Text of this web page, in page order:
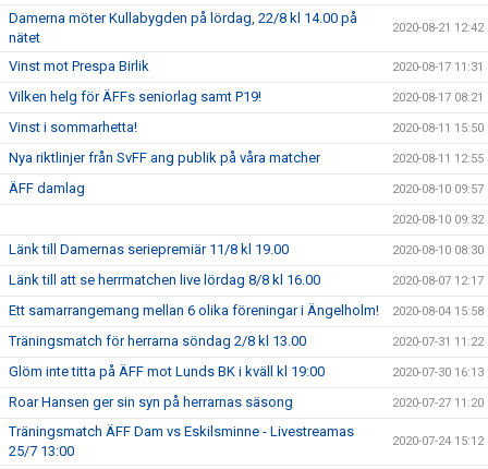
Damerna möter Kullabygden på lördag, 22/8 kl 14.00 på
nätet
2020-08-21 12:42
Vinst mot Prespa Birlik 2020-08-17 11:31
Vilken helg för ÄFFs seniorlag samt P19! 2020-08-17 08:21
Vinst i sommarhetta! 2020-08-11 15:50
Nya riktlinjer från SvFF ang publik på våra matcher 2020-08-11 12:55
ÄFF damlag 2020-08-10 09:57
2020-08-10 09:32
Länk till Damernas seriepremiär 11/8 kl 19.00 2020-08-10 08:30
Länk till att se herrmatchen live lördag 8/8 kl 16.00 2020-08-07 12:17
Ett samarrangemang mellan 6 olika föreningar i Ängelholm! 2020-08-04 15:58
Träningsmatch för herrarna söndag 2/8 kl 13.00 2020-07-31 11:22
Glöm inte titta på ÄFF mot Lunds BK i kväll kl 19:00 2020-07-30 16:13
Roar Hansen ger sin syn på herrarnas säsong 2020-07-27 11:20
Träningsmatch ÄFF Dam vs Eskilsminne - Livestreamas
25/7 13:00
2020-07-24 15:12